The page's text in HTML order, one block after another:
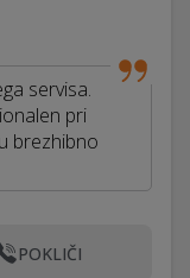
servisa.
pri
brezhibno
POKLIČI